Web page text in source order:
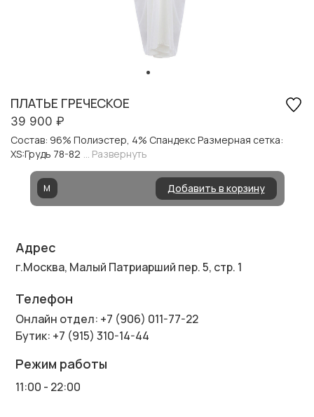
ПЛАТЬЕ ГРЕЧЕСКОЕ
39 900 ₽
Состав: 96% Полиэстер, 4% Спандекс Размерная сетка:
XS:Грудь 78-82
... Развернуть
M Добавить в корзину
Адрес
г.Москва, Малый Патриарший пер. 5, стр. 1
Режим работы
11:00 - 22:00
Телефон
Онлайн отдел: +7 (906) 011-77-22
Бутик: +7 (915) 310-14-44